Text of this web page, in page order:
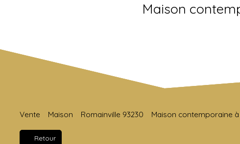
Maison
Vente Maison Romainville 93230 Maison contemporaine
Retour